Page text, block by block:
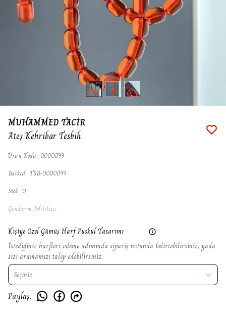
MUHAMMED TACİR
Ateş Kehribar Tesbih
Ürün Kodu: 0000099
Barkod: TSB-0000099
Stok: 0
Gönderim Politikası
Kişiye Özel Gümüş Harf Püskül Tasarımı
İstediğiniz harfleri ödeme adımında sipariş notunda belirtebilirsiniz, yada
sizi aramamızı talep edebilirsiniz.
Seçiniz
Paylaş: